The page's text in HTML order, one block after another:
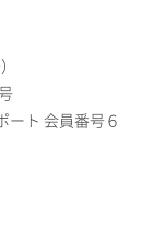
ート 会員番号６